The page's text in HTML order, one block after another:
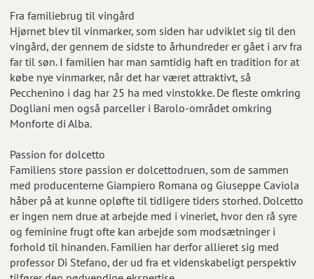
Fra familiebrug til vingård
Hjørnet blev til vinmarker, som siden har udviklet sig til den
vingård, der gennem de sidste to århundreder er gået i arv fra
far til søn. I familien har man samtidig haft en tradition for at
købe nye vinmarker, når det har været attraktivt, så
Pecchenino i dag har 25 ha med vinstokke. De fleste omkring
Dogliani men også parceller i Barolo-området omkring
Monforte di Alba.
Passion for dolcetto
Familiens store passion er dolcettodruen, som de sammen
med producenterne Giampiero Romana og Giuseppe Caviola
håber på at kunne opløfte til tidligere tiders storhed. Dolcetto
er ingen nem drue at arbejde med i vineriet, hvor den rå syre
og feminine frugt ofte kan arbejde som modsætninger i
forhold til hinanden. Familien har derfor allieret sig med
professor Di Stefano, der ud fra et videnskabeligt perspektiv